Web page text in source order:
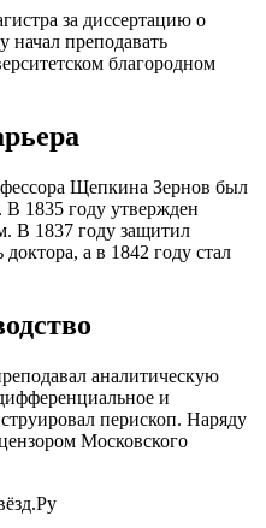
за диссертацию о
преподавать
благородном
Щепкина Зернов был
В 1835 году утвержден
В 1837 году защитил
а в 1842 году стал
аналитическую
и
перископ. Наряду
Московского